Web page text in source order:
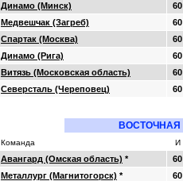
Динамо (Минск)
60
Медвешчак (Загреб)
60
Спартак (Москва)
60
Динамо (Рига)
60
Витязь (Московская область)
60
Северсталь (Череповец) 60
Команда И
Авангард (Омская область) *
60
Металлург (Магнитогорск) *
60